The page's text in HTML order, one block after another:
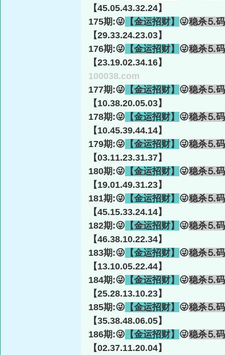
【45.05.43.32.24】
175期:😜 【金运招财】 😜稳杀⒌码
【29.33.24.23.03】
176期:😜 【金运招财】 😜稳杀⒌码
【23.19.02.34.16】
100038.com
177期:😜 【金运招财】 😜稳杀⒌码
【10.38.20.05.03】
178期:😜 【金运招财】 😜稳杀⒌码
【10.45.39.44.14】
179期:😜 【金运招财】 😜稳杀⒌码
【03.11.23.31.37】
180期:😜 【金运招财】 😜稳杀⒌码
【19.01.49.31.23】
181期:😜 【金运招财】 😜稳杀⒌码
【45.15.33.24.14】
182期:😜 【金运招财】 😜稳杀⒌码
【46.38.10.22.34】
183期:😜 【金运招财】 😜稳杀⒌码
【13.10.05.22.44】
184期:😜 【金运招财】 😜稳杀⒌码
【25.28.13.10.23】
185期:😜 【金运招财】 😜稳杀⒌码
【35.38.48.06.05】
186期:😜 【金运招财】 😜稳杀⒌码
【02.37.11.20.04】